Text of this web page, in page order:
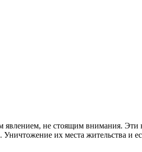
явлением, не стоящим внимания.
их места жительства и